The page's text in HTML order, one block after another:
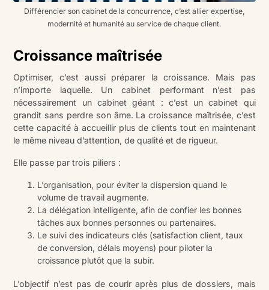
Différencier son cabinet de la concurrence, c’est allier expertise,
modernité et humanité au service de chaque client.
Croissance maîtrisée
Optimiser, c’est aussi préparer la croissance. Mais pas
n’importe laquelle. Un cabinet performant n’est pas
nécessairement un cabinet géant : c’est un cabinet qui
grandit sans perdre son âme. La croissance maîtrisée, c’est
cette capacité à accueillir plus de clients tout en maintenant
le même niveau d’attention, de qualité et de rigueur.
Elle passe par trois piliers :
L’organisation, pour éviter la dispersion quand le
volume de travail augmente.
La délégation intelligente, afin de confier les bonnes
tâches aux bonnes personnes ou partenaires.
Le suivi des indicateurs clés (satisfaction client, taux
de conversion, délais moyens) pour piloter la
croissance plutôt que la subir.
L’objectif n’est pas de courir après plus de dossiers, mais